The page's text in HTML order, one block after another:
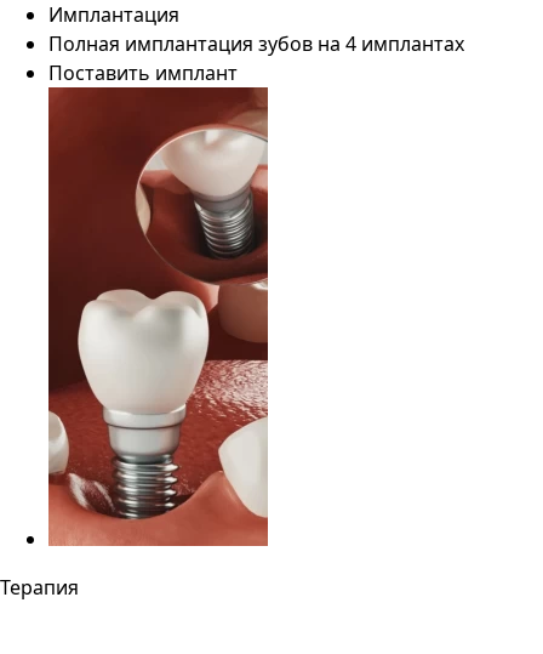
Имплантация
Полная имплантация зубов на 4 имплантах
Поставить имплант
Терапия